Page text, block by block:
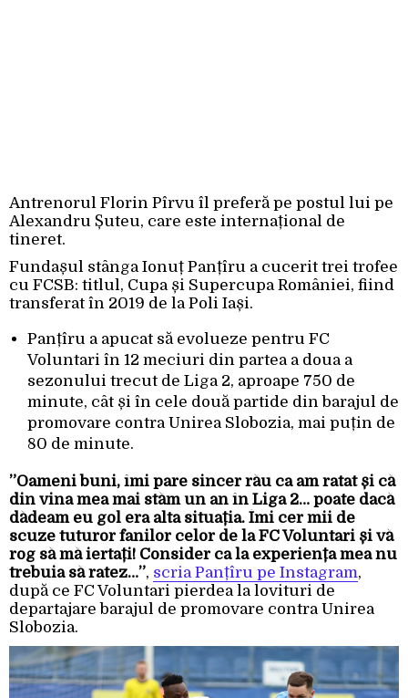
Antrenorul Florin Pîrvu îl preferă pe postul lui pe
Alexandru Șuteu, care este internațional de
tineret.
Fundașul stânga Ionuț Panțîru a cucerit trei trofee
cu FCSB: titlul, Cupa și Supercupa României, fiind
transferat în 2019 de la Poli Iași.
Panțîru a apucat să evolueze pentru FC
Voluntari în 12 meciuri din partea a doua a
sezonului trecut de Liga 2, aproape 750 de
minute, cât și în cele două partide din barajul de
promovare contra Unirea Slobozia, mai puțin de
80 de minute.
”Oameni buni, îmi pare sincer rău ca am ratat și că
din vina mea mai stăm un an în Liga 2… poate dacă
dădeam eu gol era alta situația. Îmi cer mii de
scuze tuturor fanilor celor de la FC Voluntari și vă
rog să mă iertați! Consider ca la experiența mea nu
trebuia să ratez…”, scria Panțîru pe Instagram,
după ce FC Voluntari pierdea la lovituri de
departajare barajul de promovare contra Unirea
Slobozia.